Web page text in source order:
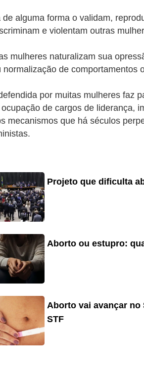
alguma forma o validam,
e violentam outras
mulheres naturalizam sua
de comportamentos
por muitas mulheres faz
de cargos de liderança,
mecanismos que há séculos
Projeto que dificulta
Aborto ou estupro:
Aborto vai avançar no
STF